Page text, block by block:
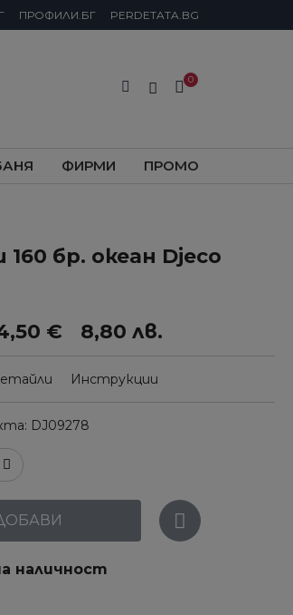
ПРОФИЛИ.БГ PERDETATA.BG
ФИРМИ ПРОМО
бр. океан Djeco
€ 8,80 лв.
Инструкции
DJ09278
наличност